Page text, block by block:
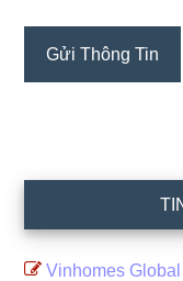
Vinhomes